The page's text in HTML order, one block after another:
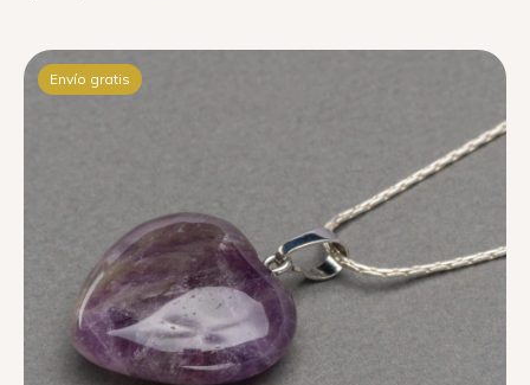
Envío gratis